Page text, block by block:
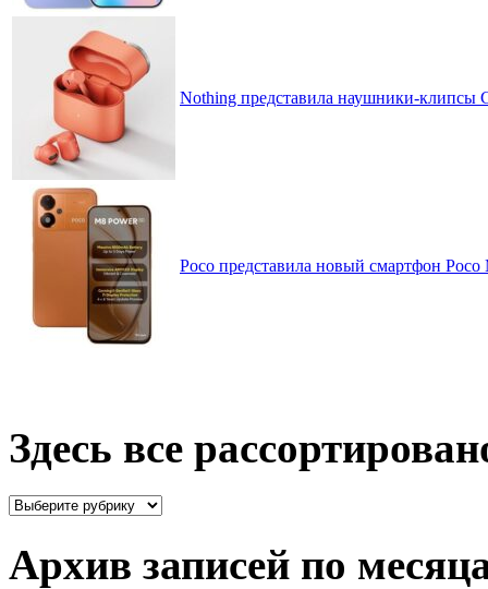
Nothing представила наушники-клипсы
Poco представила новый смартфон
Здесь все
Здесь
Архив записей по